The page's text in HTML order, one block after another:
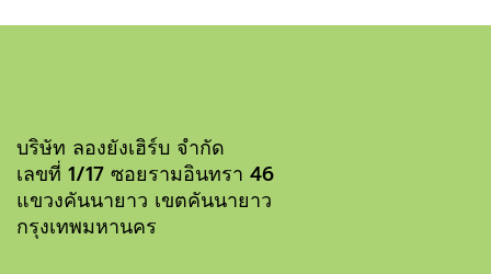
บริษัท ลองยังเฮิร์บ จำกัด
เลขที่ 1/17 ซอยรามอินทรา 46
แขวงคันนายาว เขตคันนายาว
กรุงเทพมหานคร